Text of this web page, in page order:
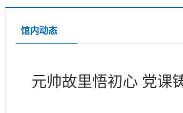
馆内动态
元帅故里悟初心 党